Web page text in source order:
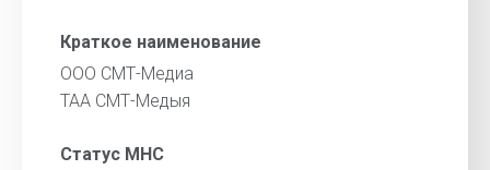
Краткое наименование
ООО СМТ-Медиа
ТАА СМТ-Медыя
Статус МНС